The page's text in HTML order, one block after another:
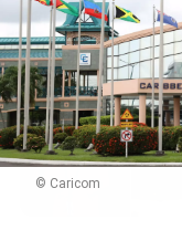
Rapport 2025
décisif dans les
le 07/08/2026
© Caricom